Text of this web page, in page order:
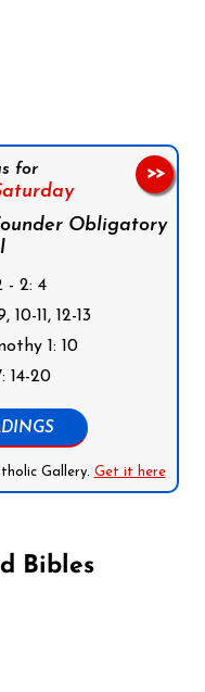
for
Obligatory
- 2: 4
11, 12-13
1: 10
14-20
Gallery. Get it here
>>
Bibles